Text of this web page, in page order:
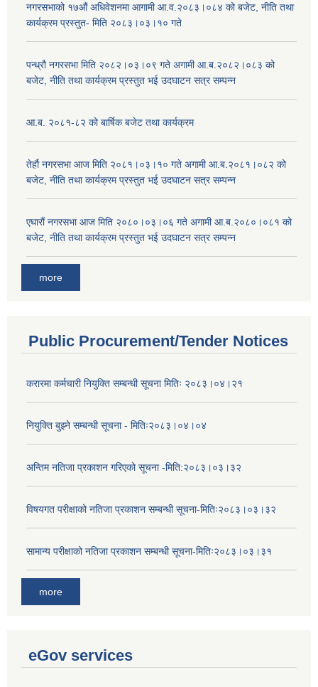
नगरसभाको १७औं अधिवेशनमा आगामी आ.व.२०८३।०८४ को बजेट, नीति तथा
कार्यक्रम प्रस्तुत- मिति २०८३।०३।१० गते
पन्ध्रौ नगरसभा मिति २०८२।०३।०९ गते अगामी आ.ब.२०८२।०८३ को
बजेट, नीति तथा कार्यक्रम प्रस्तुत भई उदघाटन सत्र सम्पन्न
आ.ब. २०८१-८२ को बार्षिक बजेट तथा कार्यक्रम
तेर्हौ नगरसभा आज मिति २०८१।०३।१० गते अगामी आ.ब.२०८१।०८२ को
बजेट, नीति तथा कार्यक्रम प्रस्तुत भई उदघाटन सत्र सम्पन्न
एघारौं नगरसभा आज मिति २०८०।०३।०६ गते अगामी आ.ब.२०८०।०८१ को
बजेट, नीति तथा कार्यक्रम प्रस्तुत भई उदघाटन सत्र सम्पन्न
more
Public Procurement/Tender Notices
करारमा कर्मचारी नियुक्ति सम्बन्धी सूचना मितिः २०८३।०४।२१
नियुक्ति बुझ्ने सम्बन्धी सूचना - मितिः२०८३।०४।०४
अन्तिम नतिजा प्रकाशन गरिएको सूचना -मिति:२०८३।०३।३२
विषयगत परीक्षाको नतिजा प्रकाशन सम्बन्धी सूचना-मितिः२०८३।०३।३२
सामान्य परीक्षाको नतिजा प्रकाशन सम्बन्धी सूचना-मितिः२०८३।०३।३१
more
eGov services